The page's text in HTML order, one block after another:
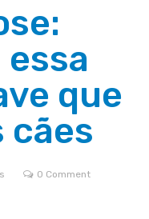
que
cães
0 Comment